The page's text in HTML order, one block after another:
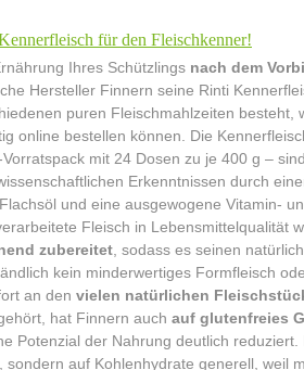
für den Fleischkenner!
Ihres Schützlings nach dem
Hersteller Finnern seine Rinti
puren Fleischmahlzeiten besteht,
online bestellen können. Die
mit 24 Dosen zu je 400 g – sind
Erkenntnissen durch
und eine ausgewogene Vitamin-
Fleisch in Lebensmittelqualität
zubereitet , sodass es seinen
kein minderwertiges Formfleisch
an den vielen natürlichen
hat Finnern auch auf glutenfreies
Potenzial der Nahrung deutlich
auf Kohlenhydrate generell, weil